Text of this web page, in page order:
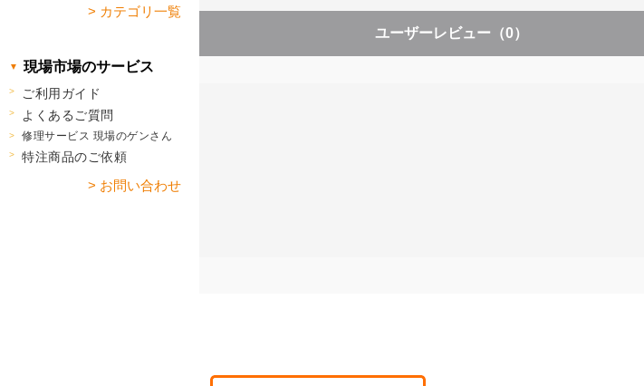
ユーザーレビュー （0）
> カテゴリ一覧
現場市場のサービス
ご利用ガイド
よくあるご質問
修理サービス 現場のゲンさん
特注商品のご依頼
> お問い合わせ